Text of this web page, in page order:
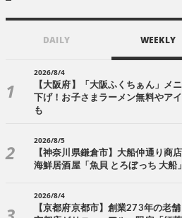
DAILY WEEKLY
2026/8/4
【大阪府】「大阪ふくちぁん」メ
下げ！お子さまラーメン無料やア
も
2026/8/5
【神奈川県鎌倉市】大船仲通り商
海鮮居酒屋「魚貝 とろぼっち 大船
2026/8/4
【京都府京都市】創業273年の老